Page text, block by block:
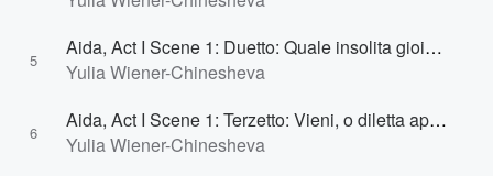
5
Aida, Act I Scene 1: Duetto: Quale insolita gioia nel tuo sguardo! (Amneris, Radames)
Yulia Wiener-Chinesheva
6
Aida, Act I Scene 1: Terzetto: Vieni, o diletta appressati (Amneris, Radames)
Yulia Wiener-Chinesheva